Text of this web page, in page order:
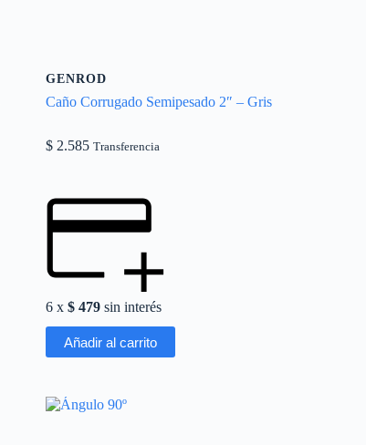
GENROD
Caño Corrugado Semipesado 2″ – Gris
$2.585 Transferencia
6 x $479sin interés
Añadir al carrito